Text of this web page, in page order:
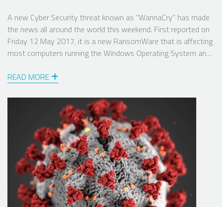
A new Cyber Security threat known as ''WannaCry'' has made
the news all around the world this weekend. First reported on
Friday 12 May 2017, it is a new RansomWare that is affecting
most computers running the Windows Operating System and
READ MORE